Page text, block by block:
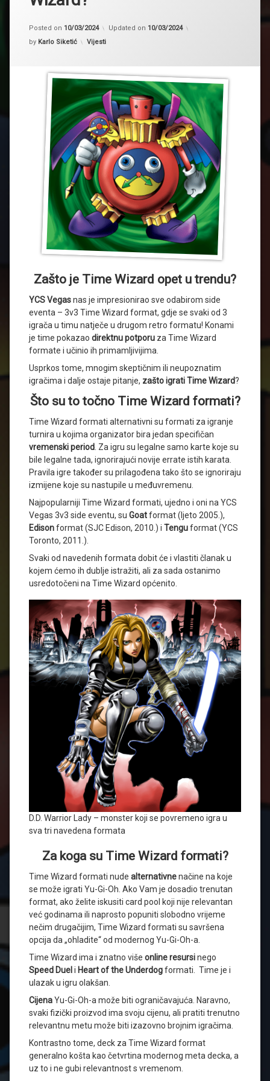
Posted on 10/03/2024 Updated on 10/03/2024
by Karlo Siketić Kategorije:
Vijesti
Zašto je Time Wizard opet u trendu?
YCS Vegasnas je impresionirao sve odabirom side
eventa – 3v3 Time Wizard format, gdje se svaki od 3
igrača u timu natječe u drugom retro formatu! Konami
je time pokazao direktnu potporu za Time Wizard
formate i učinio ih primamljivijima.
Usprkos tome, mnogim skeptičnim ili neupoznatim
igračima i dalje ostaje pitanje, zašto igrati Time Wizard?
Što su to točno Time Wizard formati?
Time Wizard formati alternativni su formati za igranje
turnira u kojima organizator bira jedan specifičan
vremenski period . Za igru su legalne samo karte koje su
bile legalne tada, ignorirajući novije errate istih karata.
Pravila igre također su prilagođena tako što se ignoriraju
izmijene koje su nastupile u međuvremenu.
Najpopularniji Time Wizard formati, ujedno i oni na YCS
Vegas 3v3 side eventu, su Goatformat (ljeto 2005.),
Edisonformat (SJC Edison, 2010.) i Tenguformat (YCS
Toronto, 2011.).
Svaki od navedenih formata dobit će i vlastiti članak u
kojem ćemo ih dublje istražiti, ali za sada ostanimo
usredotočeni na Time Wizard općenito.
D.D. Warrior Lady – monster koji se povremeno igra u
sva tri navedena formata
Za koga su Time Wizard formati?
Time Wizard formati nude alternativnenačine na koje
se može igrati Yu-Gi-Oh. Ako Vam je dosadio trenutan
format, ako želite iskusiti card pool koji nije relevantan
već godinama ili naprosto popuniti slobodno vrijeme
nečim drugačijim, Time Wizard formati su savršena
opcija da „ohladite“ od modernog Yu-Gi-Oh-a.
Time Wizard ima i znatno više online resursinego
Speed Duel i Heart of the Underdogformati. Time je i
ulazak u igru olakšan.
CijenaYu-Gi-Oh-a može biti ograničavajuća. Naravno,
svaki fizički proizvod ima svoju cijenu, ali pratiti trenutno
relevantnu metu može biti izazovno brojnim igračima.
Kontrastno tome, deck za Time Wizard format
generalno košta kao četvrtina modernog meta decka, a
uz to i ne gubi relevantnost s vremenom.